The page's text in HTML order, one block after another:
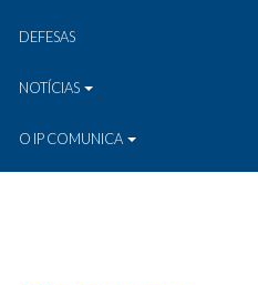
DEFESAS
NOTÍCIAS
O IP COMUNICA